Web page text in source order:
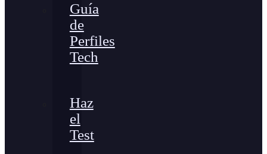
Guía
de
Perfiles
Tech
Haz
el
Test